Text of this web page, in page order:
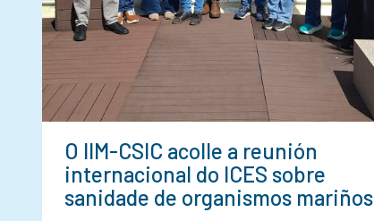
O IIM-CSIC acolle a reunión
internacional do ICES sobre
sanidade de organismos mariños